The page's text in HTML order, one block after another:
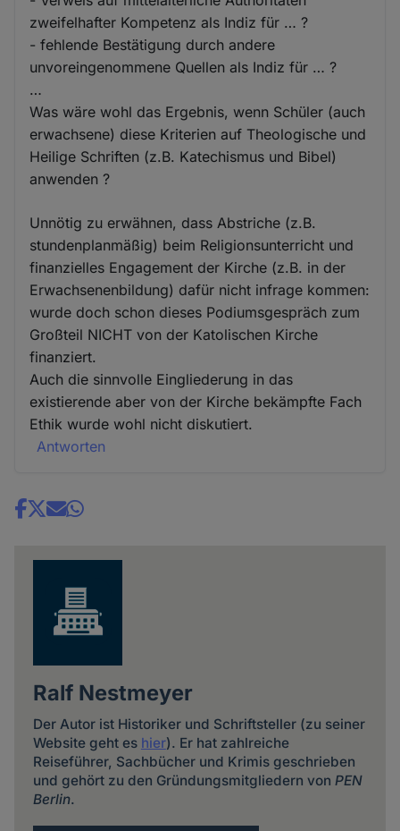
zweifelhafter Kompetenz als Indiz für … ?
- fehlende Bestätigung durch andere
unvoreingenommene Quellen als Indiz für … ?
…
Was wäre wohl das Ergebnis, wenn Schüler (auch
erwachsene) diese Kriterien auf Theologische und
Heilige Schriften (z.B. Katechismus und Bibel)
anwenden ?
Unnötig zu erwähnen, dass Abstriche (z.B.
stundenplanmäßig) beim Religionsunterricht und
finanzielles Engagement der Kirche (z.B. in der
Erwachsenenbildung) dafür nicht infrage kommen:
wurde doch schon dieses Podiumsgespräch zum
Großteil NICHT von der Katolischen Kirche
finanziert.
Auch die sinnvolle Eingliederung in das
existierende aber von der Kirche bekämpfte Fach
Ethik wurde wohl nicht diskutiert.
Antworten
Share
Ralf Nestmeyer
Der Autor ist Historiker und Schriftsteller (zu seiner
Website geht es hier). Er hat zahlreiche
Reiseführer, Sachbücher und Krimis geschrieben
und gehört zu den Gründungsmitgliedern von PEN
Berlin.